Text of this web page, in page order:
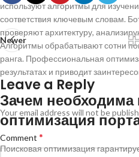
используют алгоритмы для
соответствия ключевым словам.
проверяют архитектуру,
Алгоритмы обрабатывают сотни
ранга. Профессиональная
результатах и приводит
Зачем необходима
оптимизация
Поисковая оптимизация
Newer
Leave a Reply
Your email address will not be
Comment *